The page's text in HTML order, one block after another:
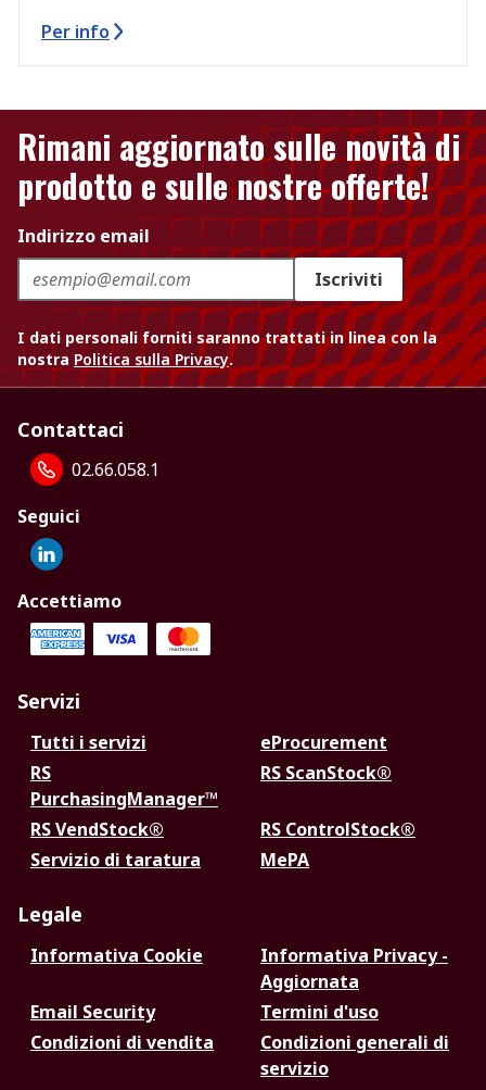
Per info
Rimani aggiornato sulle novità di
prodotto e sulle nostre offerte!
Indirizzo email
Iscriviti
I dati personali forniti saranno trattati in linea con la
nostra Politica sulla Privacy.
Contattaci
02.66.058.1
Seguici
Accettiamo
Servizi
Tutti i servizi
eProcurement
RS
PurchasingManager™
RS ScanStock®
RS VendStock®
RS ControlStock®
Servizio di taratura
MePA
Legale
Informativa Cookie
Informativa Privacy -
Aggiornata
Email Security
Termini d'uso
Condizioni di vendita
Condizioni generali di
servizio